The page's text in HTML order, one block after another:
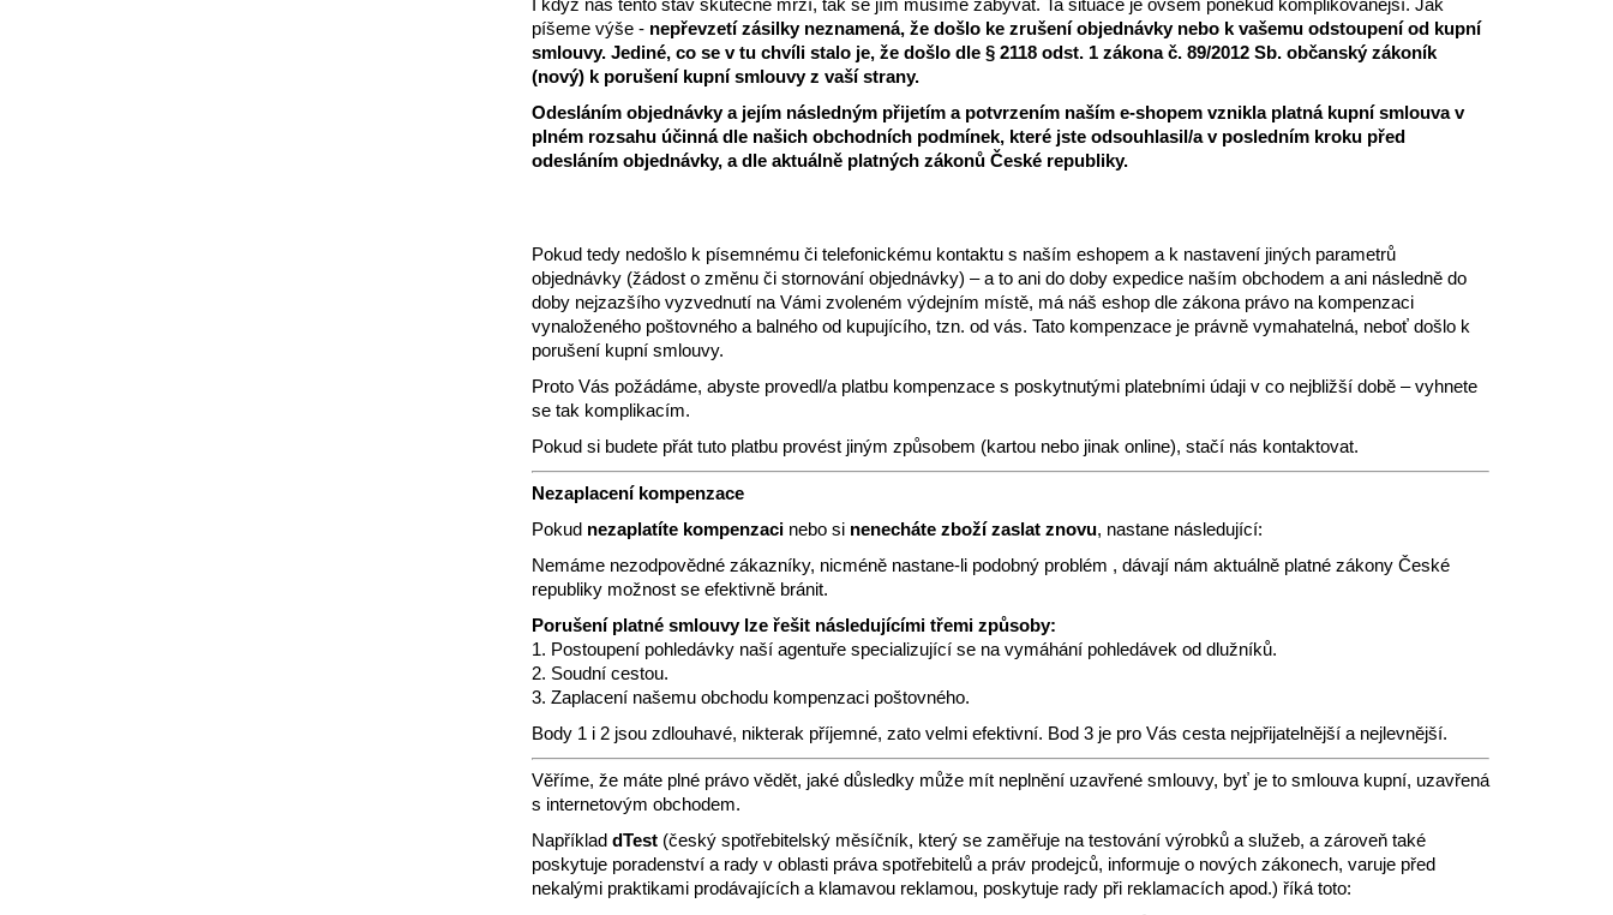
I když nás tento stav skutečně mrzí, tak se jím musíme zabývat. Ta situace je ovšem poněkud komplikovanější. Jak
píšeme výše - nepřevzetí zásilky neznamená, že došlo ke zrušení objednávky nebo k vašemu odstoupení od kupní
smlouvy. Jediné, co se v tu chvíli stalo je, že došlo dle § 2118 odst. 1 zákona č. 89/2012 Sb. občanský zákoník
(nový) k porušení kupní smlouvy z vaší strany.
Odesláním objednávky a jejím následným přijetím a potvrzením naším e-shopem vznikla platná kupní smlouva v
plném rozsahu účinná dle našich obchodních podmínek, které jste odsouhlasil/a v posledním kroku před
odesláním objednávky, a dle aktuálně platných zákonů České republiky.
Pokud tedy nedošlo k písemnému či telefonickému kontaktu s naším eshopem a k nastavení jiných parametrů
objednávky (žádost o změnu či stornování objednávky) – a to ani do doby expedice naším obchodem a ani následně do
doby nejzazšího vyzvednutí na Vámi zvoleném výdejním místě, má náš eshop dle zákona právo na kompenzaci
vynaloženého poštovného a balného od kupujícího, tzn. od vás. Tato kompenzace je právně vymahatelná, neboť došlo k
porušení kupní smlouvy.
Proto Vás požádáme, abyste provedl/a platbu kompenzace s poskytnutými platebními údaji v co nejbližší době – vyhnete
se tak komplikacím.
Pokud si budete přát tuto platbu provést jiným způsobem (kartou nebo jinak online), stačí nás kontaktovat.
Nezaplacení kompenzace
Pokud nezaplatíte kompenzaci nebo si nenecháte zboží zaslat znovu, nastane následující:
Nemáme nezodpovědné zákazníky, nicméně nastane-li podobný problém , dávají nám aktuálně platné zákony České
republiky možnost se efektivně bránit.
Porušení platné smlouvy lze řešit následujícími třemi způsoby:
1. Postoupení pohledávky naší agentuře specializující se na vymáhání pohledávek od dlužníků.
2. Soudní cestou.
3. Zaplacení našemu obchodu kompenzaci poštovného.
Body 1 i 2 jsou zdlouhavé, nikterak příjemné, zato velmi efektivní. Bod 3 je pro Vás cesta nejpřijatelnější a nejlevnější.
Věříme, že máte plné právo vědět, jaké důsledky může mít neplnění uzavřené smlouvy, byť je to smlouva kupní, uzavřená
s internetovým obchodem.
Například dTest (český spotřebitelský měsíčník, který se zaměřuje na testování výrobků a služeb, a zároveň také
poskytuje poradenství a rady v oblasti práva spotřebitelů a práv prodejců, informuje o nových zákonech, varuje před
nekalými praktikami prodávajících a klamavou reklamou, poskytuje rady při reklamacích apod.) říká toto: